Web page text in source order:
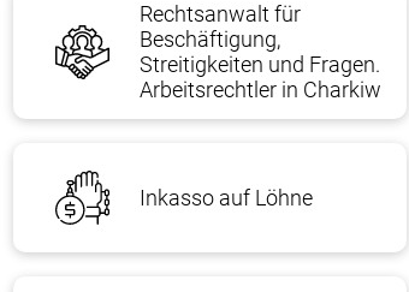
Rechtsanwalt für
Beschäftigung,
Streitigkeiten und Fragen.
Arbeitsrechtler in Charkiw
Inkasso auf Löhne